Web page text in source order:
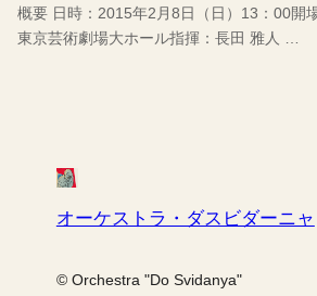
概要 日時：2015年2月8日（日）13：00開
東京芸術劇場大ホール指揮：長田 雅人 …
オーケストラ・ダスビダーニャ
© Orchestra "Do Svidanya"